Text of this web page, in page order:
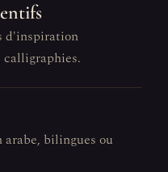
d'inspiration
calligraphies.
bilingues ou